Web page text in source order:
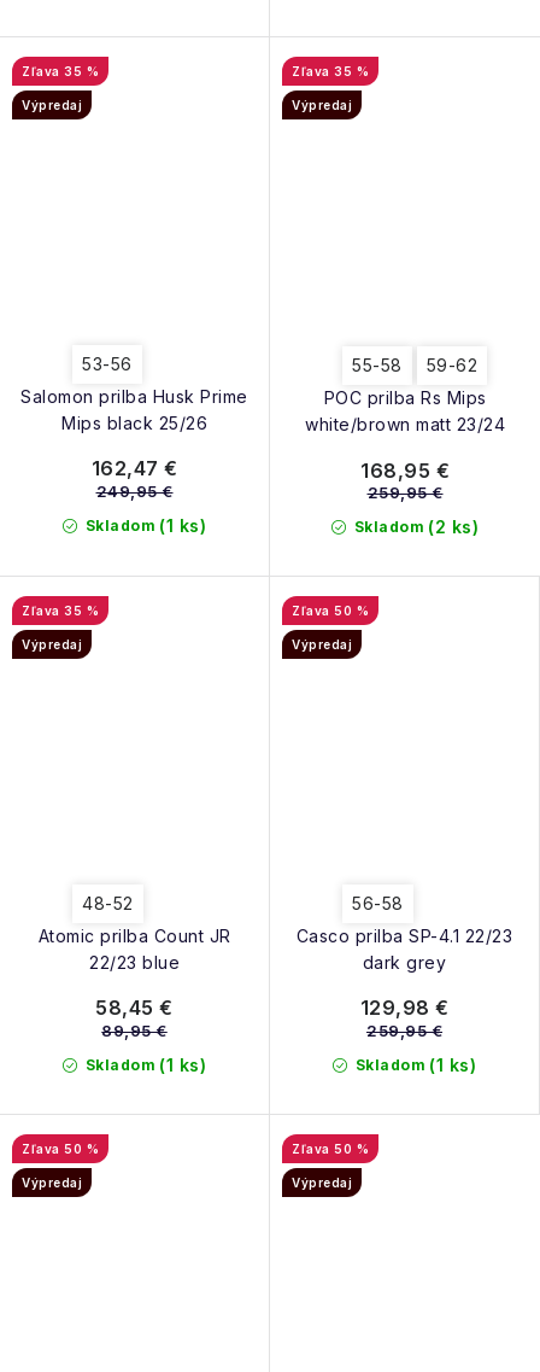
Salomon prilba Husk Prime
Mips black 25/26
35 %
Výpredaj
53-56
Skladom (1 ks)
162,47 €
249,95 €
POC prilba Rs Mips
white/brown matt 23/24
35 %
Výpredaj
55-58 59-62
Skladom (2 ks)
168,95 €
259,95 €
Atomic prilba Count JR
22/23 blue
35 %
Výpredaj
48-52
Skladom (1 ks)
58,45 €
89,95 €
Casco prilba SP-4.1 22/23
dark grey
50 %
Výpredaj
56-58
Skladom (1 ks)
129,98 €
259,95 €
50 %
Výpredaj
50 %
Výpredaj